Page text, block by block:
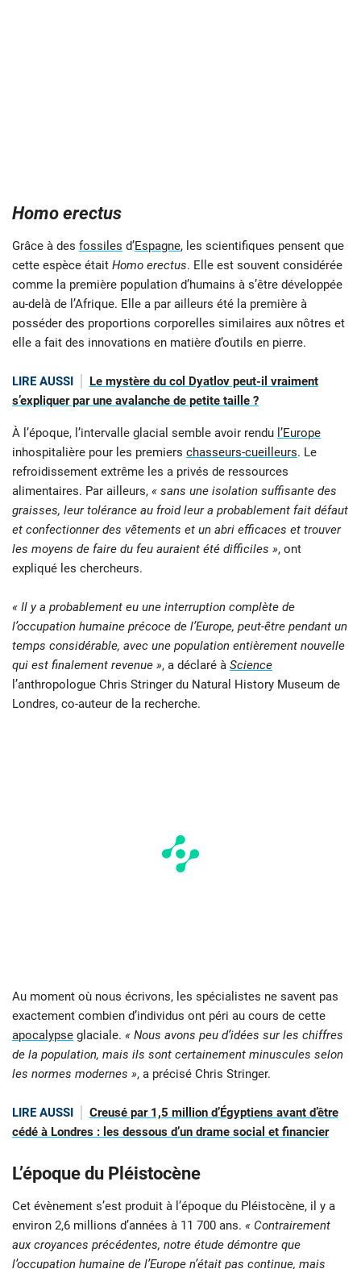
Homo erectus
Grâce à des fossiles d’Espagne, les scientifiques pensent que
cette espèce était Homo erectus. Elle est souvent considérée
comme la première population d’humains à s’être développée
au-delà de l’Afrique. Elle a par ailleurs été la première à
posséder des proportions corporelles similaires aux nôtres et
elle a fait des innovations en matière d’outils en pierre.
LIRE AUSSI
Le mystère du col Dyatlov peut-il vraiment
s’expliquer par une avalanche de petite taille ?
À l’époque, l’intervalle glacial semble avoir rendu l’Europe
inhospitalière pour les premiers chasseurs-cueilleurs. Le
refroidissement extrême les a privés de ressources
alimentaires. Par ailleurs, « sans une isolation suffisante des
graisses, leur tolérance au froid leur a probablement fait défaut
et confectionner des vêtements et un abri efficaces et trouver
les moyens de faire du feu auraient été difficiles », ont
expliqué les chercheurs.
« Il y a probablement eu une interruption complète de
l’occupation humaine précoce de l’Europe, peut-être pendant un
temps considérable, avec une population entièrement nouvelle
qui est finalement revenue », a déclaré à Science
l’anthropologue Chris Stringer du Natural History Museum de
Londres, co-auteur de la recherche.
Au moment où nous écrivons, les spécialistes ne savent pas
exactement combien d’individus ont péri au cours de cette
apocalypse glaciale. « Nous avons peu d’idées sur les chiffres
de la population, mais ils sont certainement minuscules selon
les normes modernes », a précisé Chris Stringer.
LIRE AUSSI
Creusé par 1,5 million d’Égyptiens avant d’être
cédé à Londres : les dessous d’un drame social et financier
L’époque du Pléistocène
Cet évènement s’est produit à l’époque du Pléistocène, il y a
environ 2,6 millions d’années à 11 700 ans. « Contrairement
aux croyances précédentes, notre étude démontre que
l’occupation humaine de l’Europe n’était pas continue, mais